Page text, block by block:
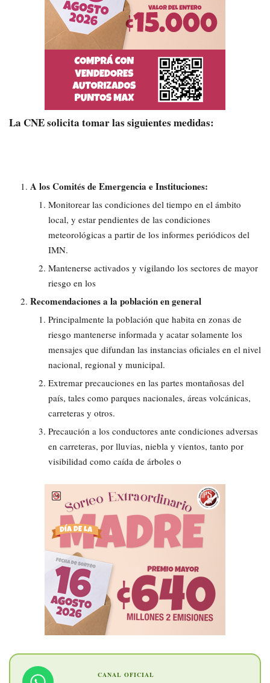
La CNE solicita tomar las siguientes medidas:
A los Comités de Emergencia e Instituciones:
Monitorear las condiciones del tiempo en el ámbito
local, y estar pendientes de las condiciones
meteorológicas a partir de los informes periódicos del
IMN.
Mantenerse activados y vigilando los sectores de mayor
riesgo en los
Recomendaciones a la población en general
Principalmente la población que habita en zonas de
riesgo mantenerse informada y acatar solamente los
mensajes que difundan las instancias oficiales en el nivel
nacional, regional y municipal.
Extremar precauciones en las partes montañosas del
país, tales como parques nacionales, áreas volcánicas,
carreteras y otros.
Precaución a los conductores ante condiciones adversas
en carreteras, por lluvias, niebla y vientos, tanto por
visibilidad como caída de árboles o
CANAL OFICIAL